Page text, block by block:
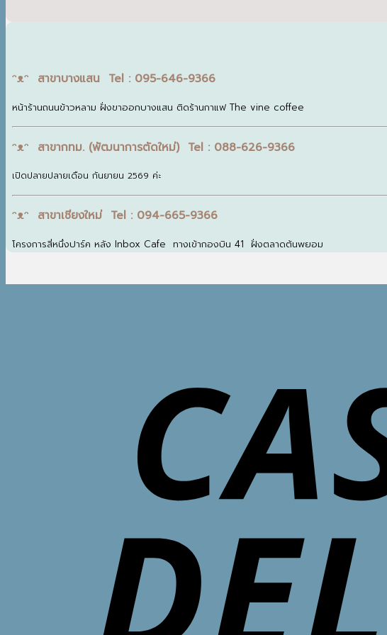
ᵔᴥᵔ สาขาบางแสน Tel : 095-646-9366
หน้าร้านถนนข้าวหลาม ฝั่งขาออกบางแสน ติดร้านกาแฟ The vine coffee
ᵔᴥᵔ สาขากทม. (พัฒนาการตัดใหม่) Tel : 088-626-9366
เปิดปลายปลายเดือน กันยายน 2569 ค่ะ
ᵔᴥᵔ สาขาเชียงใหม่ Tel : 094-665-9366
โครงการสี่หนึ่งปาร์ค หลัง Inbox Cafe ทางเข้ากองบิน 41 ฝั่งตลาดต้นพยอม